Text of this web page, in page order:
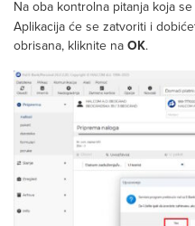
Na oba kontrolna pitanja koja
Aplikacija će se zatvoriti i
obrisana, kliknite na OK.